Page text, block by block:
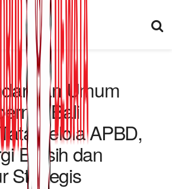
Umum
Bali
Kelola APBD,
Bersih dan
Strategis